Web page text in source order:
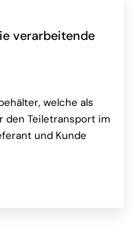
verarbeitende
welche als
den Teiletransport im
und Kunde